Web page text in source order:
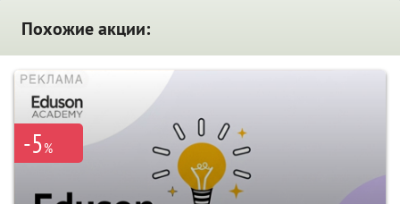
Похожие акции:
-5%